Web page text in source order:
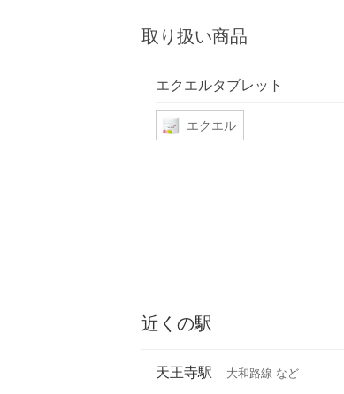
取り扱い商品
エクエルタブレット
エクエル
近くの駅
天王寺駅 大和路線 など